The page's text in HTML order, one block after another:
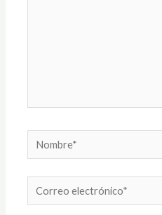
Nombre*
Correo
electrónico*